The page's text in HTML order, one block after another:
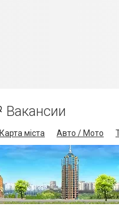
Вакансии
Карта міста Авто / Мото